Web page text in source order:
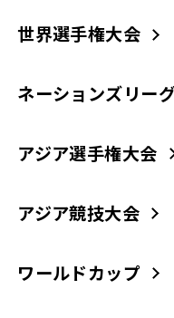
世界選手権大会
ネーションズリー
アジア選手権大会
アジア競技大会
ワールドカップ